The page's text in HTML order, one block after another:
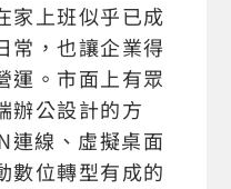
家上班似乎已成
常，也讓企業得
運。市面上有眾
辦公設計的方
連線、虛擬桌面
數位轉型有成的